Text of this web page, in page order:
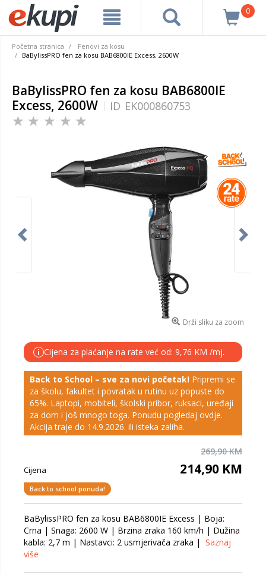
0
Početna stranica
Fenovi za kosu
BaBylissPRO fen za kosu BAB6800IE Excess, 2600W
BaBylissPRO fen za kosu BAB6800IE
Excess, 2600W
ID EK000860753
Drži sliku za zoom
i Cijena za plaćanje na rate već od: 9,76 KM /mj.
Back to School – sve za novi početak! Pripremi se
za školu, fakultet i povratak u rutinu uz popuste do
65%. Laptopi, mobiteli, školski pribor, ruksaci, uređaji
za dom i još mnogo toga. Ponudu pogledaj ovdje.
Akcija traje do 14.9.2026. ili isteka zaliha.
269,90 KM
Cijena 214,90 KM
Back to school ponuda!
BaBylissPRO fen za kosu BAB6800IE Excess | Boja:
Crna | Snaga: 2600 W | Brzina zraka 160 km/h | Dužina
kabla: 2,7 m | Nastavci: 2 usmjerivača zraka | Saznaj
više